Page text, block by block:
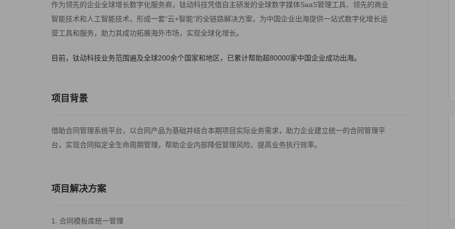
作为领先的企业全球增长数字化服务商，钛动科技凭借自主研发的全球数字媒体SaaS管理工具、领先的商业
智能技术和人工智能技术，形成一套“云+智能”的全链路解决方案，为中国企业出海提供一站式数字化增长运
营工具和服务，助力其成功拓展海外市场，实现全球化增长。
目前，钛动科技业务范围遍及全球200余个国家和地区，已累计帮助超80000家中国企业成功出海。
项目背景
借助合同管理系统平台，以合同产品为基础并结合本期项目实际业务需求，助力企业建立统一的合同管理平
台，实现合同拟定全生命周期管理，帮助企业内部降低管理风险、提高业务执行效率。
项目解决方案
1. 合同模板库统一管理